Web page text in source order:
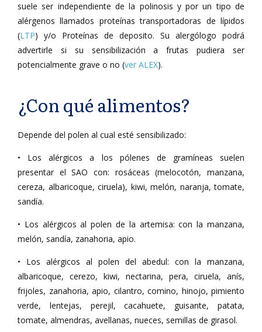
suele ser independiente de la polinosis y por un tipo de
alérgenos llamados proteínas transportadoras de lípidos
(LTP) y/o Proteínas de deposito. Su alergólogo podrá
advertirle si su sensibilización a frutas pudiera ser
potencialmente grave o no (ver ALEX).
¿Con qué alimentos?
Depende del polen al cual esté sensibilizado:
• Los alérgicos a los pólenes de gramíneas suelen
presentar el SAO con: rosáceas (melocotón, manzana,
cereza, albaricoque, ciruela), kiwi, melón, naranja, tomate,
sandía.
• Los alérgicos al polen de la artemisa: con la manzana,
melón, sandía, zanahoria, apio.
• Los alérgicos al polen del abedul: con la manzana,
albaricoque, cerezo, kiwi, nectarina, pera, ciruela, anís,
frijoles, zanahoria, apio, cilantro, comino, hinojo, pimiento
verde, lentejas, perejil, cacahuete, guisante, patata,
tomate, almendras, avellanas, nueces, semillas de girasol.